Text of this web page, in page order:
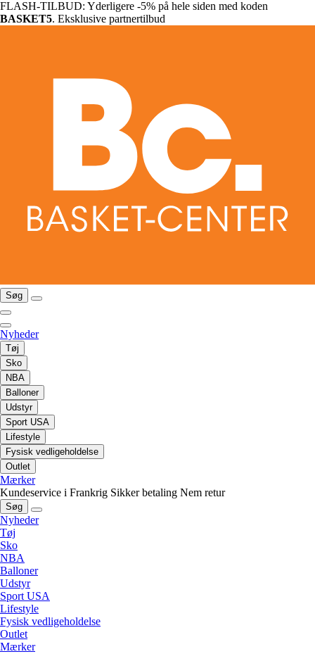
FLASH-TILBUD: Yderligere -5% på hele siden med koden
BASKET5. Eksklusive partnertilbud
Søg
Nyheder
Tøj
Sko
NBA
Balloner
Udstyr
Sport USA
Lifestyle
Fysisk vedligeholdelse
Outlet
Mærker
Kundeservice i Frankrig Sikker betaling Nem retur
Søg
Nyheder
Tøj
Sko
NBA
Balloner
Udstyr
Sport USA
Lifestyle
Fysisk vedligeholdelse
Outlet
Mærker